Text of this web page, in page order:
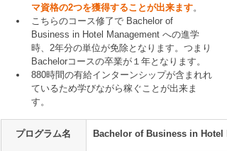
マ資格の2つを獲得することが出来ます。
こちらのコース修了で Bachelor of
Business in Hotel Management への進学
時、2年分の単位が免除となります。つまり
Bachelorコースの卒業が１年となります。
880時間の有給インターンシップが含まれれ
ているため学びながら稼ぐことが出来ま
す。
プログラム名 Bachelor of Business in Hotel